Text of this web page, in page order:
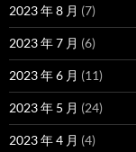
2023 年 8 月 (7)
2023 年 7 月 (6)
2023 年 6 月 (11)
2023 年 5 月 (24)
2023 年 4 月 (4)